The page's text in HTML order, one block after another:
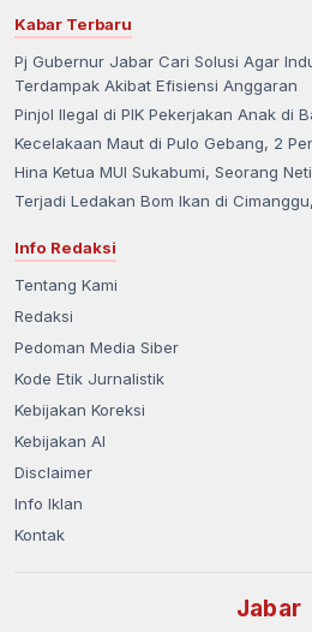
Kabar Terbaru
Pj Gubernur Jabar Cari Solusi Agar
Terdampak Akibat Efisiensi Anggaran
Pinjol Ilegal di PIK Pekerjakan Anak di
Kecelakaan Maut di Pulo Gebang, 2
Hina Ketua MUI Sukabumi, Seorang
Terjadi Ledakan Bom Ikan di
Info Redaksi
Tentang Kami
Redaksi
Pedoman Media Siber
Kode Etik Jurnalistik
Kebijakan Koreksi
Kebijakan AI
Disclaimer
Info Iklan
Kontak
Jabar